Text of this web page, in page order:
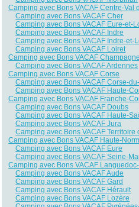
Camping avec Bons VACAF Centre-Val
Camping avec Bons VACAF Cher
Camping avec Bons VACAF Eure-et-
Camping avec Bons VACAF Indre
Camping avec Bons VACAF Indre-et-
Camping avec Bons VACAF Loiret
Camping avec Bons VACAF
Camping avec Bons VACAF Ardennes
Camping avec Bons VACAF Corse
Camping avec Bons VACAF Corse-
Camping avec Bons VACAF Haute-
Camping avec Bons VACAF Franche-
Camping avec Bons VACAF Doubs
Camping avec Bons VACAF Haute-
Camping avec Bons VACAF Jura
Camping avec Bons VACAF Territoire
Camping avec Bons VACAF Haute-
Camping avec Bons VACAF Eure
Camping avec Bons VACAF Seine-
Camping avec Bons VACAF
Camping avec Bons VACAF Aude
Camping avec Bons VACAF Gard
Camping avec Bons VACAF Hérault
Camping avec Bons VACAF Lozère